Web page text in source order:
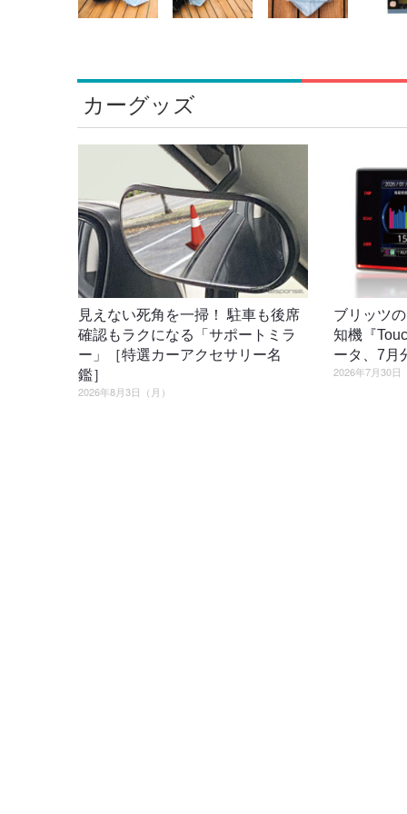
カーグッズ
見えない死角を一掃！ 駐車も後席
確認もラクになる「サポートミラ
ー」［特選カーアクセサリー名
鑑］
2026年8月3日（月）
ブリッツ
知機『
ータ、7月
2026年7月30日